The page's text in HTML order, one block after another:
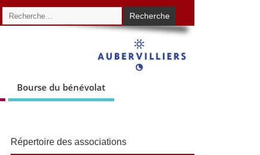
Bourse du bénévolat
Répertoire des associations